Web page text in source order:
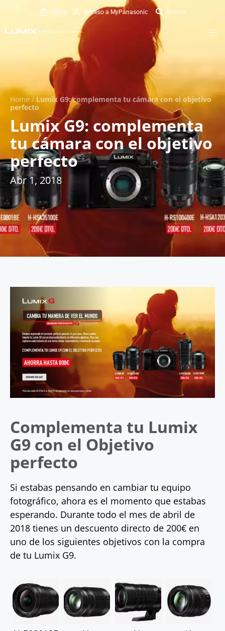
eShop Acceso a MyPanasonic
Home/Lumix G9: complementa tu cámara con el objetivo
perfecto
Lumix G9: complementa
tu cámara con el objetivo
perfecto
Abr 1, 2018
Complementa tu Lumix
G9 con el Objetivo
perfecto
Si estabas pensando en cambiar tu equipo
fotográfico, ahora es el momento que estabas
esperando. Durante todo el mes de abril de
2018 tienes un descuento directo de 200€ en
uno de los siguientes objetivos con la compra
de tu Lumix G9.